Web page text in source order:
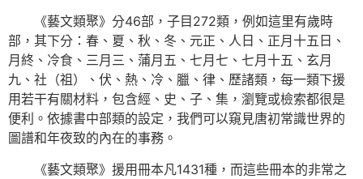
《藝文類聚》分46部，子目272類，例如這里有歲時
部，其下分：春、夏、秋、冬、元正、人日、正月十五日、
月終、冷食、三月三、蒲月五、七月七、七月十五、玄月
九、社（祖）、伏、熱、冷、臘、律、歷諸類，每一類下援
用若干有關材料，包含經、史、子、集，瀏覽或檢索都很是
便利。依據書中部類的設定，我們可以窺見唐初常識世界的
圖譜和年夜致的內在的事務。
《藝文類聚》援用冊本凡1431種，而這些冊本的非常之